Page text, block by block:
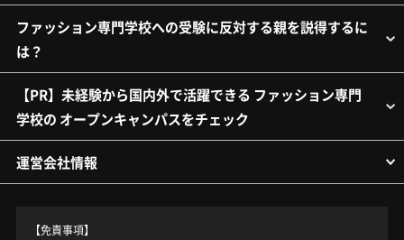
ファッション専門学校への受験に反対する親を説得するに
は？
【PR】未経験から国内外で活躍できる ファッション専門
学校の オープンキャンパスをチェック
運営会社情報
【免責事項】